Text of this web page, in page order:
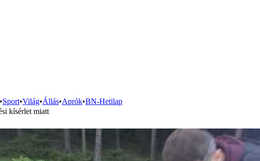
•Sport•Világ•Állás•Aprók•BN-Hetilap
kísérlet miatt